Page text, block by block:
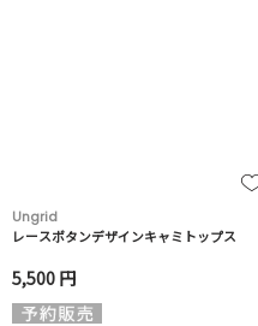
Ungrid
レースボタンデザインキャミトップス
5,500 円